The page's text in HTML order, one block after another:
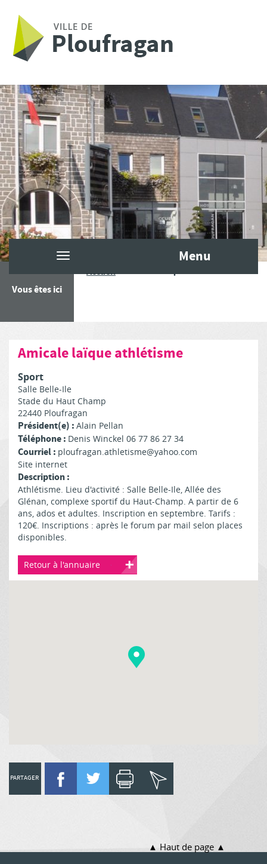
Menu
Vous êtes ici
Accueil Amicale laïque athlétisme
Amicale laïque athlétisme
Sport
Salle Belle-Ile
Stade du Haut Champ
22440 Ploufragan
Président(e) : Alain Pellan
Téléphone : Denis Winckel 06 77 86 27 34
Courriel : ploufragan.athletisme@yahoo.com
Site internet
Description :
Athlétisme. Lieu d'activité : Salle Belle-Ile, Allée des
Glénan, complexe sportif du Haut-Champ. A partir de 6
ans, ados et adultes. Inscription en septembre. Tarifs :
120€. Inscriptions : après le forum par mail selon places
disponibles.
Retour à l'annuaire
PARTAGER
Haut de page